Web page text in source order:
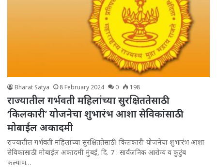
Bharat Satya 8 February 2024 0 198
राज्यातील गर्भवती महिलांच्या सुरक्षिततेसाठी
‘किलकारी’ योजनेचा शुभारंभ आशा सेविकांसाठी
मोबाईल अकादमी
राज्यातील गर्भवती महिलांच्या सुरक्षिततेसाठी ‘किलकारी’ योजनेचा शुभारंभ आशा
सेविकांसाठी मोबाईल अकादमी मुंबई, दि. 7 : सार्वजनिक आरोग्य व कुटुंब
कल्याण…